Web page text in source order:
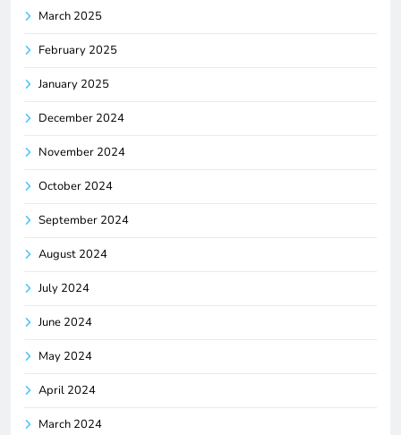
March 2025
February 2025
January 2025
December 2024
November 2024
October 2024
September 2024
August 2024
July 2024
June 2024
May 2024
April 2024
March 2024